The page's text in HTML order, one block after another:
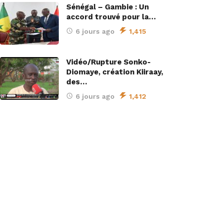
Sénégal – Gambie : Un
accord trouvé pour la…
6 jours ago 1,415
Vidéo/Rupture Sonko-
Diomaye, création Kiiraay,
des…
6 jours ago 1,412